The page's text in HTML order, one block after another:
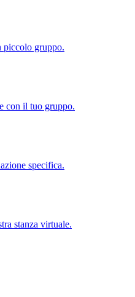
piccolo gruppo.
con il tuo gruppo.
specifica.
stanza virtuale.